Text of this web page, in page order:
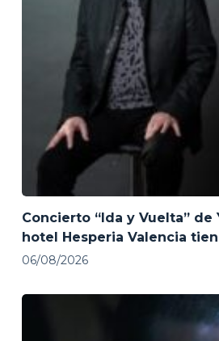
Concierto “Ida y Vuelta” de
hotel Hesperia Valencia
06/08/2026